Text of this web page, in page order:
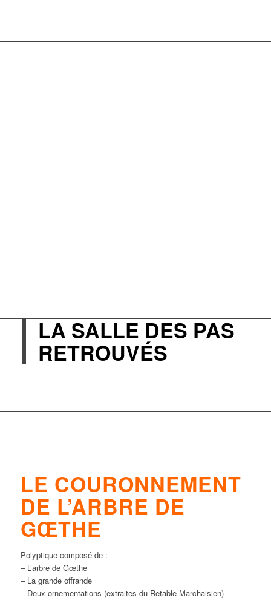
LA SALLE DES PAS
RETROUVÉS
LE COURONNEMENT
DE L’ARBRE DE
GŒTHE
Polyptique composé de :
– L’arbre de Gœthe
– La grande offrande
– Deux ornementations (extraites du Retable Marchaisien)